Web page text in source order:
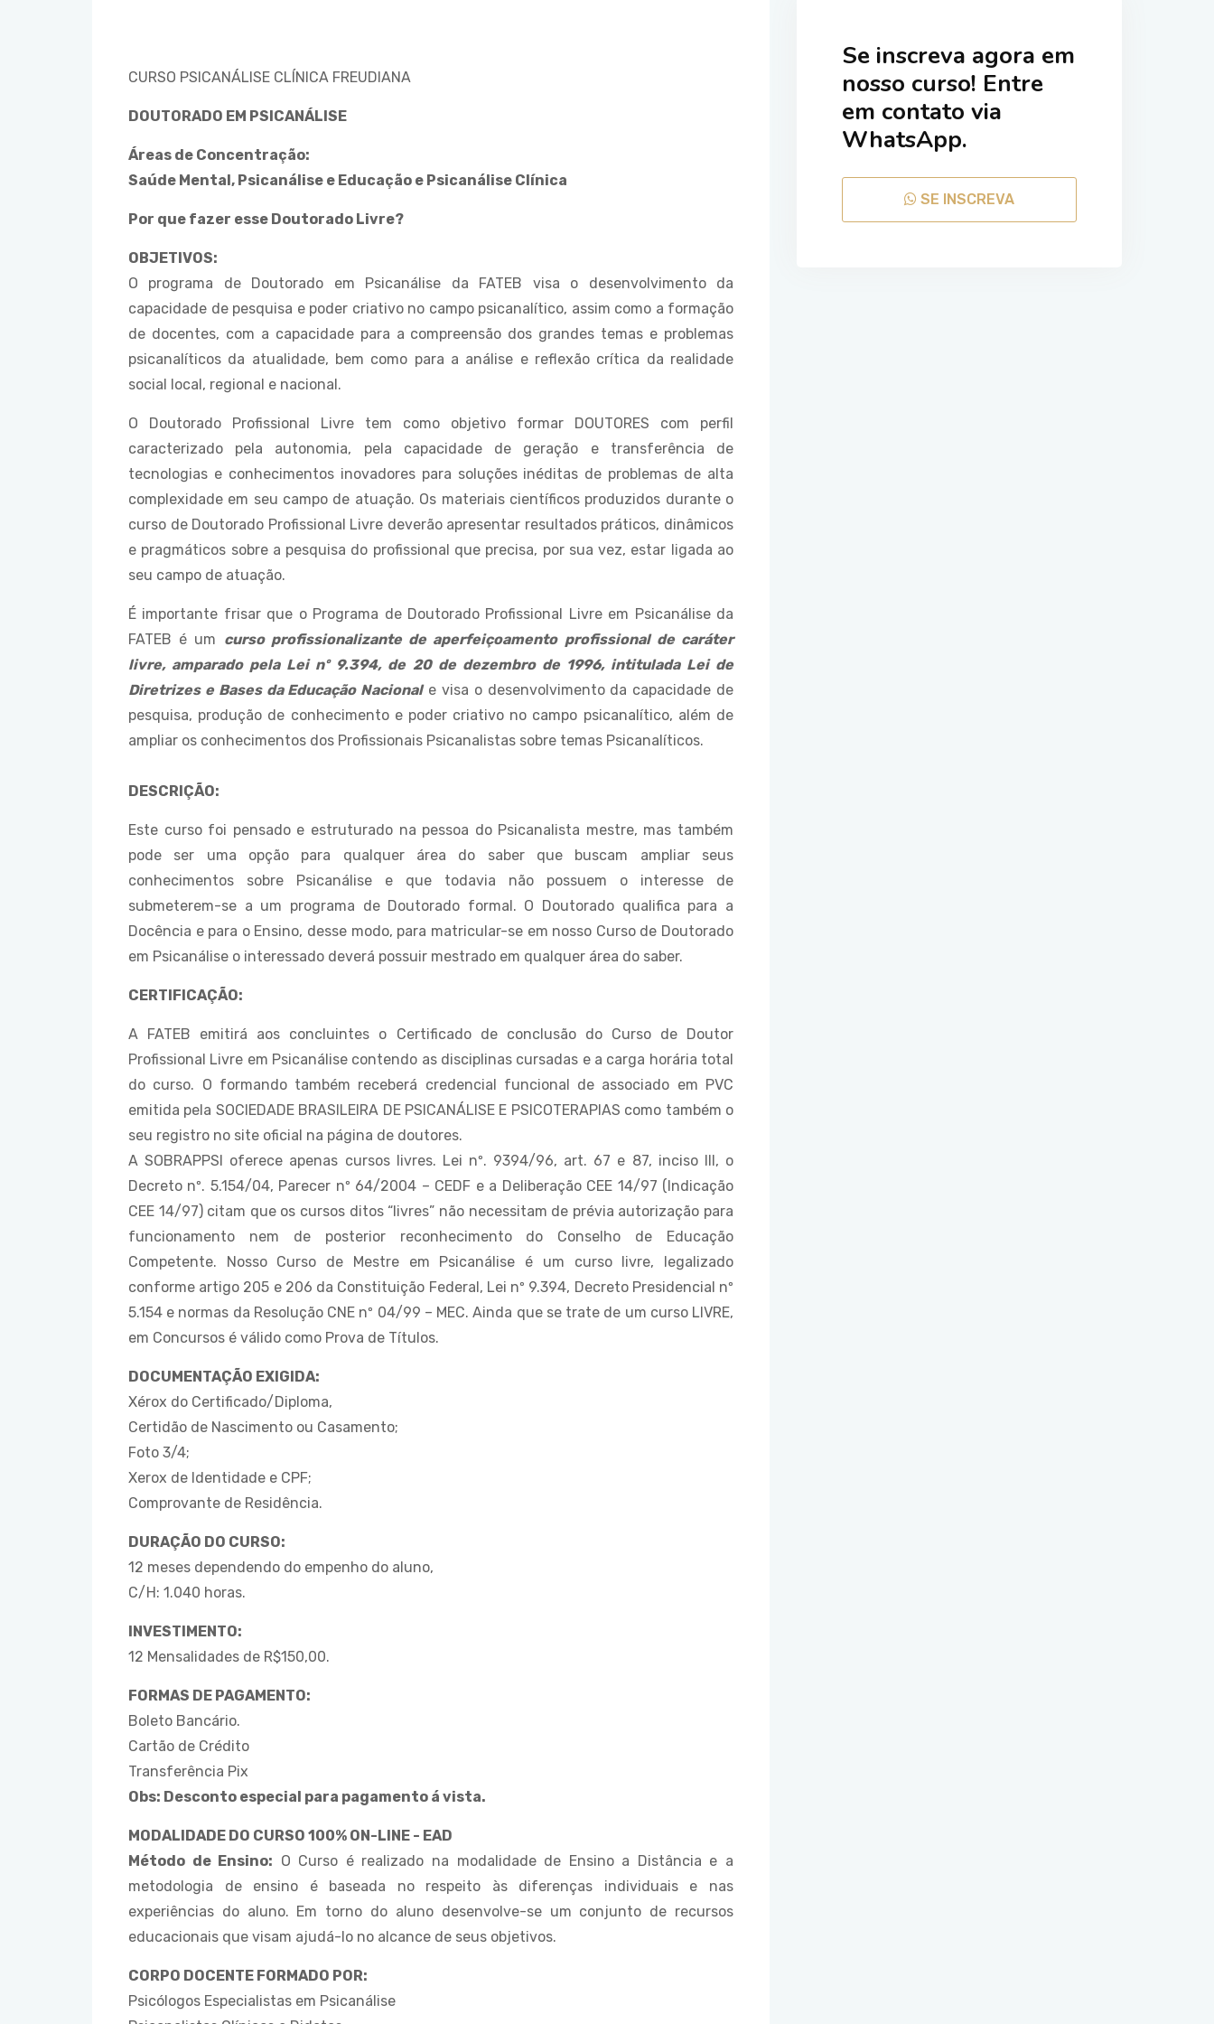
CURSO PSICANÁLISE CLÍNICA FREUDIANA
DOUTORADO EM PSICANÁLISE
Áreas de Concentração:
Saúde Mental, Psicanálise e Educação e Psicanálise Clínica
Por que fazer esse Doutorado Livre?
OBJETIVOS:
O programa de Doutorado em Psicanálise da FATEB visa o desenvolvimento da
capacidade de pesquisa e poder criativo no campo psicanalítico, assim como a formação
de docentes, com a capacidade para a compreensão dos grandes temas e problemas
psicanalíticos da atualidade, bem como para a análise e reflexão crítica da realidade
social local, regional e nacional.
O Doutorado Profissional Livre tem como objetivo formar DOUTORES com perfil
caracterizado pela autonomia, pela capacidade de geração e transferência de
tecnologias e conhecimentos inovadores para soluções inéditas de problemas de alta
complexidade em seu campo de atuação. Os materiais científicos produzidos durante o
curso de Doutorado Profissional Livre deverão apresentar resultados práticos, dinâmicos
e pragmáticos sobre a pesquisa do profissional que precisa, por sua vez, estar ligada ao
seu campo de atuação.
É importante frisar que o Programa de Doutorado Profissional Livre em Psicanálise da
FATEB é um curso profissionalizante de aperfeiçoamento profissional de caráter
livre, amparado pela Lei nº 9.394, de 20 de dezembro de 1996, intitulada Lei de
Diretrizes e Bases da Educação Nacionale visa o desenvolvimento da capacidade de
pesquisa, produção de conhecimento e poder criativo no campo psicanalítico, além de
ampliar os conhecimentos dos Profissionais Psicanalistas sobre temas Psicanalíticos.
DESCRIÇÃO:
Este curso foi pensado e estruturado na pessoa do Psicanalista mestre, mas também
pode ser uma opção para qualquer área do saber que buscam ampliar seus
conhecimentos sobre Psicanálise e que todavia não possuem o interesse de
submeterem-se a um programa de Doutorado formal. O Doutorado qualifica para a
Docência e para o Ensino, desse modo, para matricular-se em nosso Curso de Doutorado
em Psicanálise o interessado deverá possuir mestrado em qualquer área do saber.
CERTIFICAÇÃO:
A FATEB emitirá aos concluintes o Certificado de conclusão do Curso de Doutor
Profissional Livre em Psicanálise contendo as disciplinas cursadas e a carga horária total
do curso. O formando também receberá credencial funcional de associado em PVC
emitida pela SOCIEDADE BRASILEIRA DE PSICANÁLISE E PSICOTERAPIAS como também o
seu registro no site oficial na página de doutores.
A SOBRAPPSI oferece apenas cursos livres. Lei nº. 9394/96, art. 67 e 87, inciso III, o
Decreto nº. 5.154/04, Parecer nº 64/2004 – CEDF e a Deliberação CEE 14/97 (Indicação
CEE 14/97) citam que os cursos ditos “livres” não necessitam de prévia autorização para
funcionamento nem de posterior reconhecimento do Conselho de Educação
Competente. Nosso Curso de Mestre em Psicanálise é um curso livre, legalizado
conforme artigo 205 e 206 da Constituição Federal, Lei nº 9.394, Decreto Presidencial nº
5.154 e normas da Resolução CNE nº 04/99 – MEC. Ainda que se trate de um curso LIVRE,
em Concursos é válido como Prova de Títulos.
DOCUMENTAÇÃO EXIGIDA:
Xérox do Certificado/Diploma,
Certidão de Nascimento ou Casamento;
Foto 3/4;
Xerox de Identidade e CPF;
Comprovante de Residência.
DURAÇÃO DO CURSO:
12 meses dependendo do empenho do aluno,
C/H: 1.040 horas.
INVESTIMENTO:
12 Mensalidades de R$150,00.
FORMAS DE PAGAMENTO:
Boleto Bancário.
Cartão de Crédito
Transferência Pix
Obs: Desconto especial para pagamento á vista.
MODALIDADE DO CURSO 100% ON-LINE - EAD
Método de Ensino: O Curso é realizado na modalidade de Ensino a Distância e a
metodologia de ensino é baseada no respeito às diferenças individuais e nas
experiências do aluno. Em torno do aluno desenvolve-se um conjunto de recursos
educacionais que visam ajudá-lo no alcance de seus objetivos.
CORPO DOCENTE FORMADO POR:
Psicólogos Especialistas em Psicanálise
Se inscreva agora em
nosso curso! Entre
em contato via
WhatsApp.
SE INSCREVA